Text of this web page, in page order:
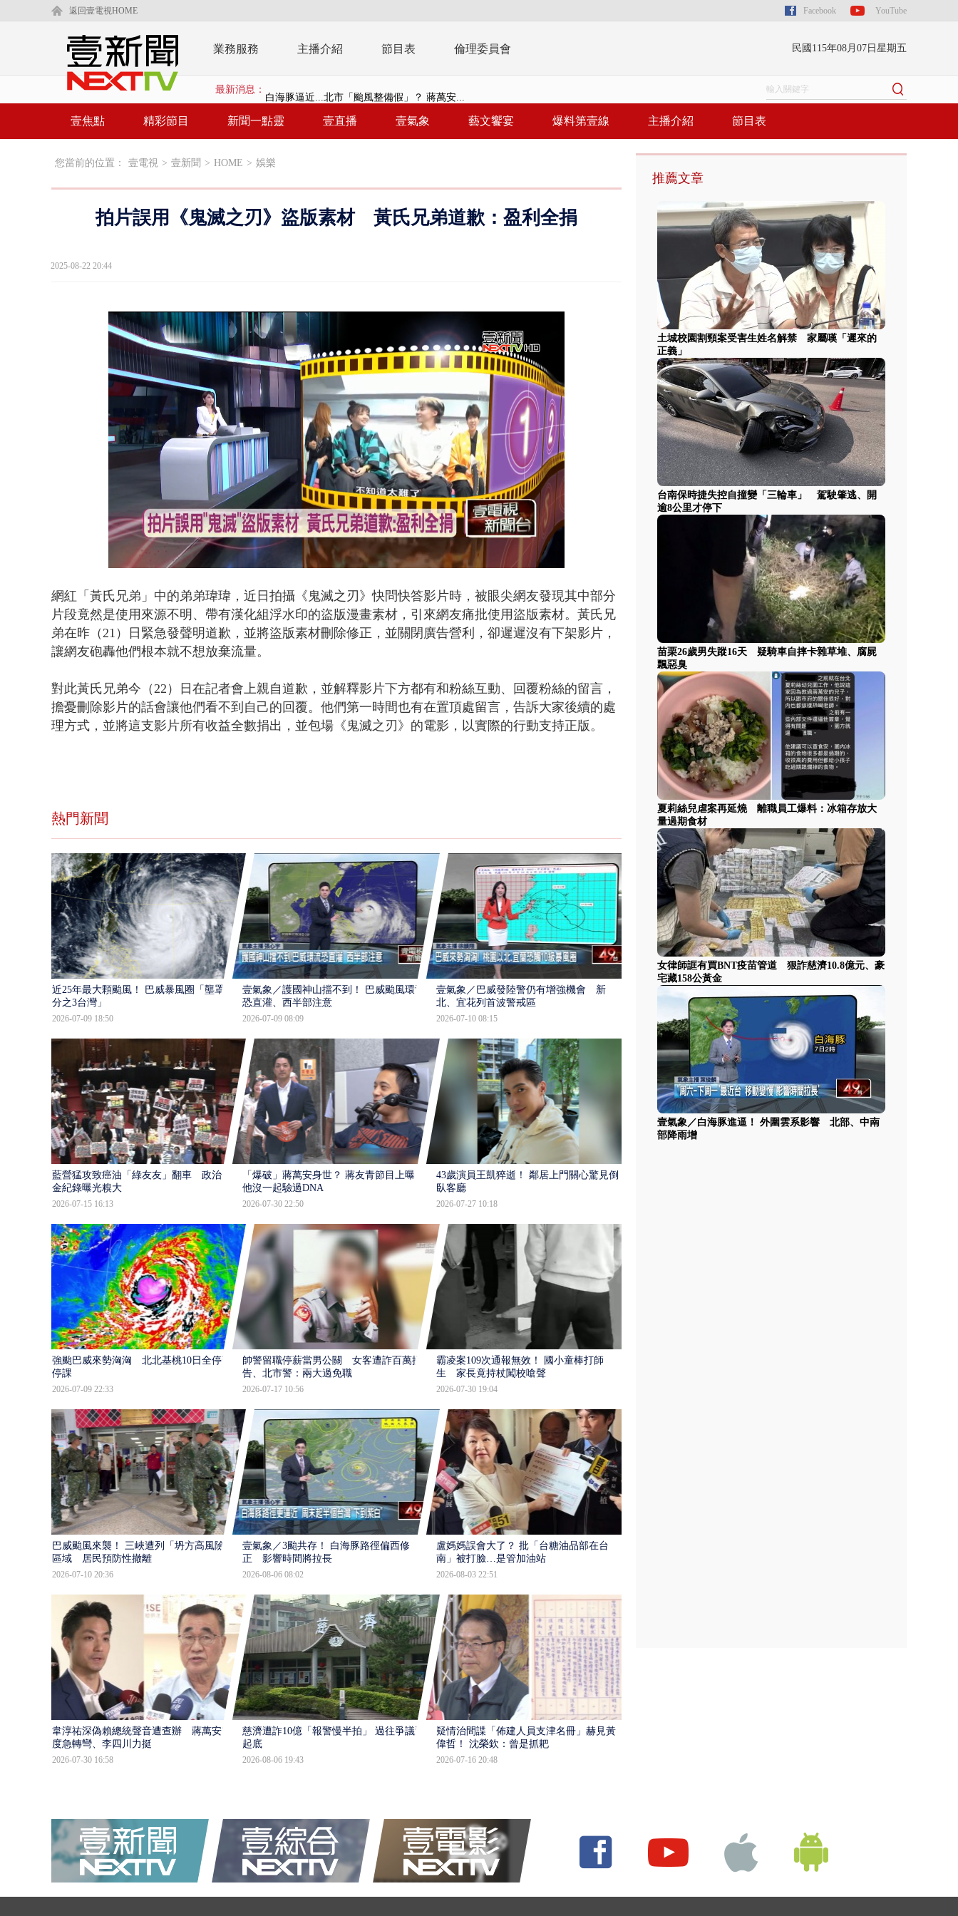
返回壹電視HOME Facebook YouTube
業務服務 主播介紹 節目表 倫理委員會 民國115年08月07日星期五
最新消息： 白海豚逼近...北市「颱風整備假」？ 蔣萬安...
壹氣象／白海豚進逼！ 外圍雲系影響 北部...
暗網買5000萬筆個資！ 網軍洩密中共遭起訴...
貨車鬼切釀禍 砂石車為閃避悚撞4車釀3傷
壹焦點 精彩節目 新聞一點靈 壹直播 壹氣象 藝文饗宴 爆料第壹線 主播介紹 節目表
您當前的位置： 壹電視 > 壹新聞 > HOME > 娛樂
拍片誤用《鬼滅之刃》盜版素材 黃氏兄弟道歉：盈利全捐
2025-08-22 20:44
Unmute
33.80%
網紅「黃氏兄弟」中的弟弟瑋瑋，近日拍攝《鬼滅之刃》快問快答影片時，被眼尖網友發現其中部分
片段竟然是使用來源不明、帶有漢化組浮水印的盜版漫畫素材，引來網友痛批使用盜版素材。黃氏兄
弟在昨（21）日緊急發聲明道歉，並將盜版素材刪除修正，並關閉廣告營利，卻遲遲沒有下架影片，
讓網友砲轟他們根本就不想放棄流量。
對此黃氏兄弟今（22）日在記者會上親自道歉，並解釋影片下方都有和粉絲互動、回覆粉絲的留言，
擔憂刪除影片的話會讓他們看不到自己的回覆。他們第一時間也有在置頂處留言，告訴大家後續的處
理方式，並將這支影片所有收益全數捐出，並包場《鬼滅之刃》的電影，以實際的行動支持正版。
熱門新聞
近25年最大顆颱風！ 巴威暴風圈「壟罩4
分之3台灣」
2026-07-09 18:50
壹氣象／護國神山擋不到！ 巴威颱風環流
恐直灌、西半部注意
2026-07-09 08:09
壹氣象／巴威發陸警仍有增強機會 新
北、宜花列首波警戒區
2026-07-10 08:15
藍營猛攻致癌油「綠友友」翻車 政治獻
金紀錄曝光糗大
2026-07-15 16:13
「爆破」蔣萬安身世？ 蔣友青節目上曝：
他沒一起驗過DNA
2026-07-30 22:50
43歲演員王凱猝逝！ 鄰居上門關心驚見倒
臥客廳
2026-07-27 10:18
強颱巴威來勢洶洶 北北基桃10日全停班
停課
2026-07-09 22:33
帥警留職停薪當男公關 女客遭詐百萬提
告、北市警：兩大過免職
2026-07-17 10:56
霸凌案109次通報無效！ 國小童棒打師
生 家長竟持杖闖校嗆聲
2026-07-30 19:04
巴威颱風來襲！ 三峽遭列「坍方高風險」
區域 居民預防性撤離
2026-07-10 20:36
壹氣象／3颱共存！ 白海豚路徑偏西修
正 影響時間將拉長
2026-08-06 08:02
盧媽媽誤會大了？ 批「台糖油品部在台
南」被打臉…是管加油站
2026-08-03 22:51
韋淳祐深偽賴總統聲音遭查辦 蔣萬安態
度急轉彎、李四川力挺
2026-07-30 16:58
慈濟遭詐10億「報警慢半拍」 過往爭議遭
起底
2026-08-06 19:43
疑情治間諜「佈建人員支津名冊」赫見黃
偉哲！ 沈榮欽：曾是抓耙
2026-07-16 20:48
推薦文章
土城校園割頸案受害生姓名解禁 家屬嘆「遲來的
正義」
台南保時捷失控自撞變「三輪車」 駕駛肇逃、開
逾8公里才停下
苗栗26歲男失蹤16天 疑騎車自摔卡雜草堆、腐屍
飄惡臭
夏莉絲兒虐案再延燒 離職員工爆料：冰箱存放大
量過期食材
女律師誆有買BNT疫苗管道 狠詐慈濟10.8億元、豪
宅藏158公黃金
壹氣象／白海豚進逼！ 外圍雲系影響 北部、中南
部降雨增